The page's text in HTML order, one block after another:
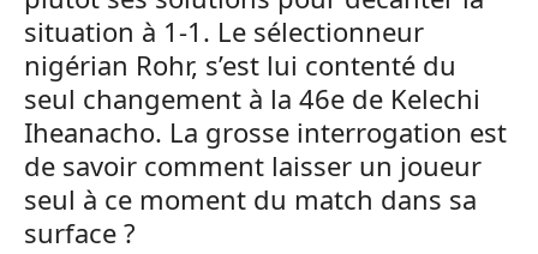
situation à 1-1. Le sélectionneur
nigérian Rohr, s’est lui contenté du
seul changement à la 46e de Kelechi
Iheanacho. La grosse interrogation est
de savoir comment laisser un joueur
seul à ce moment du match dans sa
surface ?